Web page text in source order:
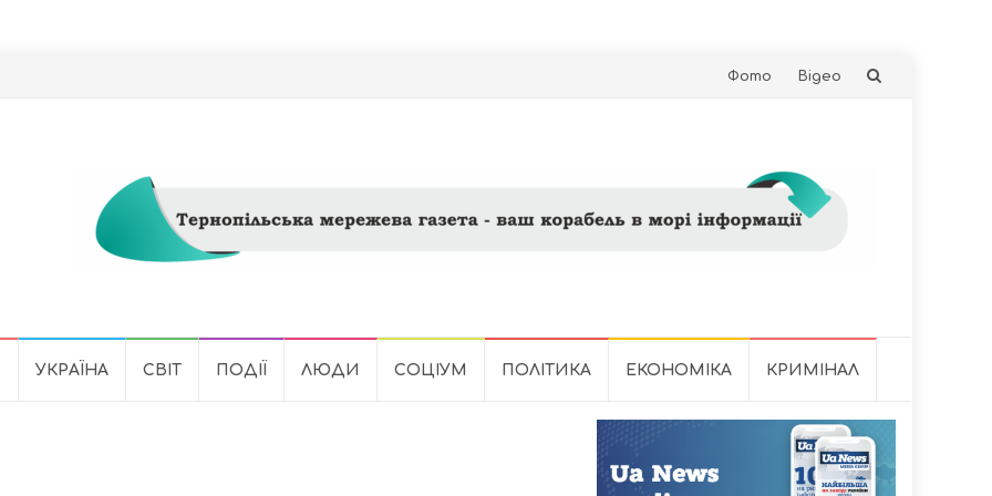
Skip
Фото Відео
УКРАЇНА СВІТ ПОДІЇ ЛЮДИ СОЦІУМ ПОЛІТИКА ЕКОНОМІКА КРИМІНАЛ